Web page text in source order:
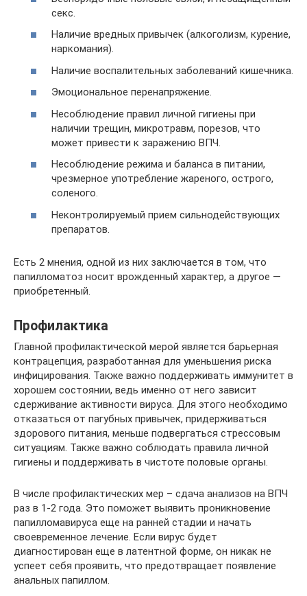
секс.
Наличие вредных привычек (алкоголизм, курение,
наркомания).
Наличие воспалительных заболеваний кишечника.
Эмоциональное перенапряжение.
Несоблюдение правил личной гигиены при
наличии трещин, микротравм, порезов, что
может привести к заражению ВПЧ.
Несоблюдение режима и баланса в питании,
чрезмерное употребление жареного, острого,
соленого.
Неконтролируемый прием сильнодействующих
препаратов.
Есть 2 мнения, одной из них заключается в том, что
папилломатоз носит врожденный характер, а другое —
приобретенный.
Профилактика
Главной профилактической мерой является барьерная
контрацепция, разработанная для уменьшения риска
инфицирования. Также важно поддерживать иммунитет в
хорошем состоянии, ведь именно от него зависит
сдерживание активности вируса. Для этого необходимо
отказаться от пагубных привычек, придерживаться
здорового питания, меньше подвергаться стрессовым
ситуациям. Также важно соблюдать правила личной
гигиены и поддерживать в чистоте половые органы.
В числе профилактических мер – сдача анализов на ВПЧ
раз в 1-2 года. Это поможет выявить проникновение
папилломавируса еще на ранней стадии и начать
своевременное лечение. Если вирус будет
диагностирован еще в латентной форме, он никак не
успеет себя проявить, что предотвращает появление
анальных папиллом.